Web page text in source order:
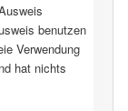
benutzen
Verwendung
hat nichts